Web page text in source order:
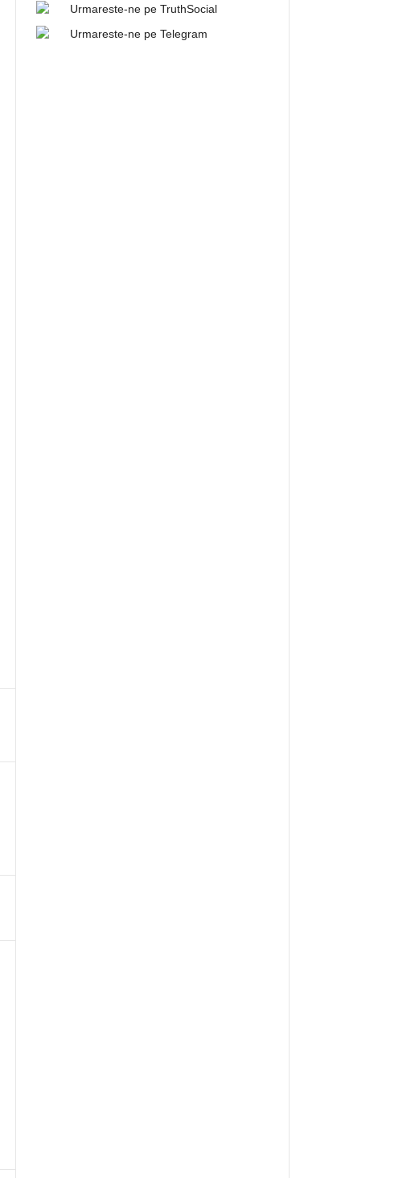
Urmareste-ne pe TruthSocial
Urmareste-ne pe Telegram